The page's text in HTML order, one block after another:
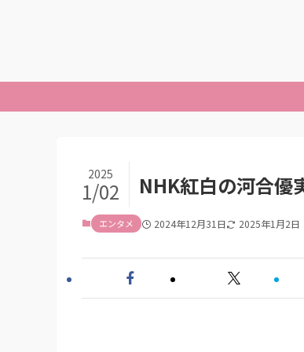
NHK紅白の河合優
2025
1/02
エンタメ 2024年12月31日 2025年1月2日